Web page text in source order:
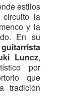
estilos
la
y la
En su
guitarrista
Luncz,
por
que
tradición